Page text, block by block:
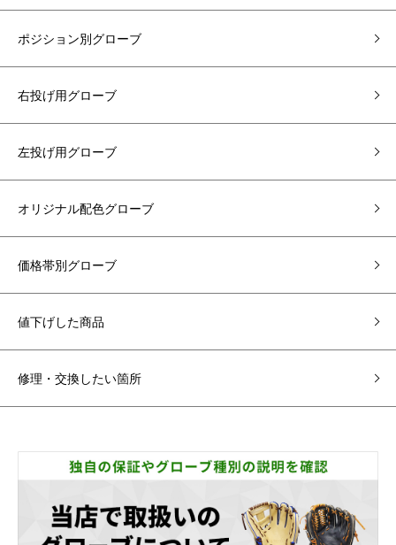
ポジション別グローブ
右投げ用グローブ
左投げ用グローブ
オリジナル配色グローブ
価格帯別グローブ
値下げした商品
修理・交換したい箇所